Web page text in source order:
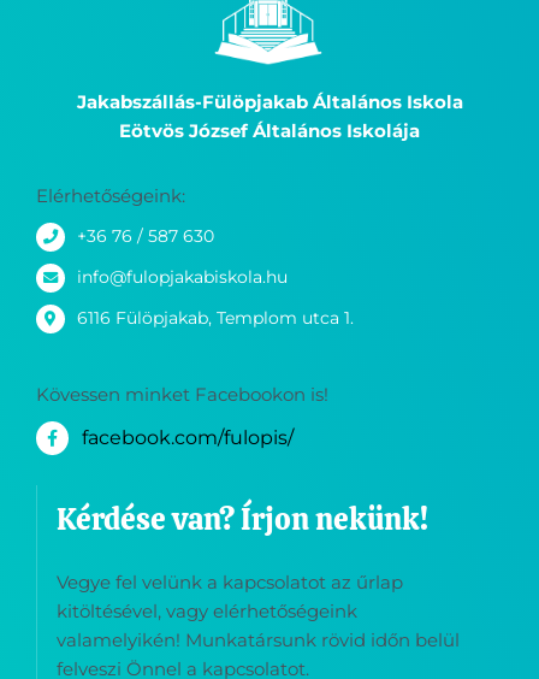
Jakabszállás-Fülöpjakab Általános Iskola
Eötvös József Általános Iskolája
Elérhetőségeink:
+36 76 / 587 630
info@fulopjakabiskola.hu
6116 Fülöpjakab, Templom utca 1.
Kövessen minket Facebookon is!
facebook.com/fulopis/
Kérdése van? Írjon nekünk!
Vegye fel velünk a kapcsolatot az űrlap
kitöltésével, vagy elérhetőségeink
valamelyikén! Munkatársunk rövid időn belül
felveszi Önnel a kapcsolatot.